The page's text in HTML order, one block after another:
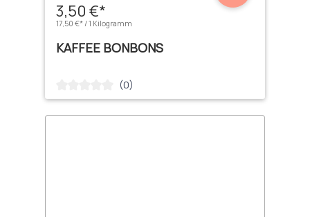
3,50 €*
17,50 €* / 1 Kilogramm
KAFFEE BONBONS
Durchschnittliche Bewertung von 0 von 5 Sternen
(0)